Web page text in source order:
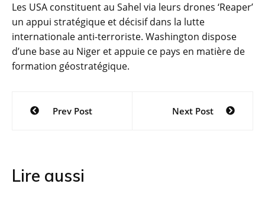
Les USA constituent au Sahel via leurs drones ‘Reaper’
un appui stratégique et décisif dans la lutte
internationale anti-terroriste. Washington dispose
d’une base au Niger et appuie ce pays en matière de
formation géostratégique.
Navigation
Prev Post Next Post
Lire aussi